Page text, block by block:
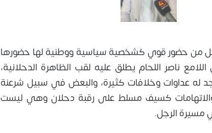
من حضور قوي كشخصية سياسية ووطنية لها حضورها
ناصر اللحام يطلق عليه لقب الظاهرة الدحلانية،
له عداوات وخلافات كثيرة، والبعض في سبيل شرعنة
والاتهامات كسيف مسلط على رقبة دحلان وهي ليست
الرجل.